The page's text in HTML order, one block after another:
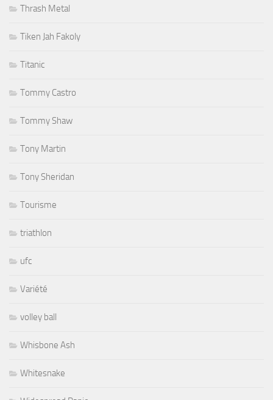
Thrash Metal
Tiken Jah Fakoly
Titanic
Tommy Castro
Tommy Shaw
Tony Martin
Tony Sheridan
Tourisme
triathlon
ufc
Variété
volley ball
Whisbone Ash
Whitesnake